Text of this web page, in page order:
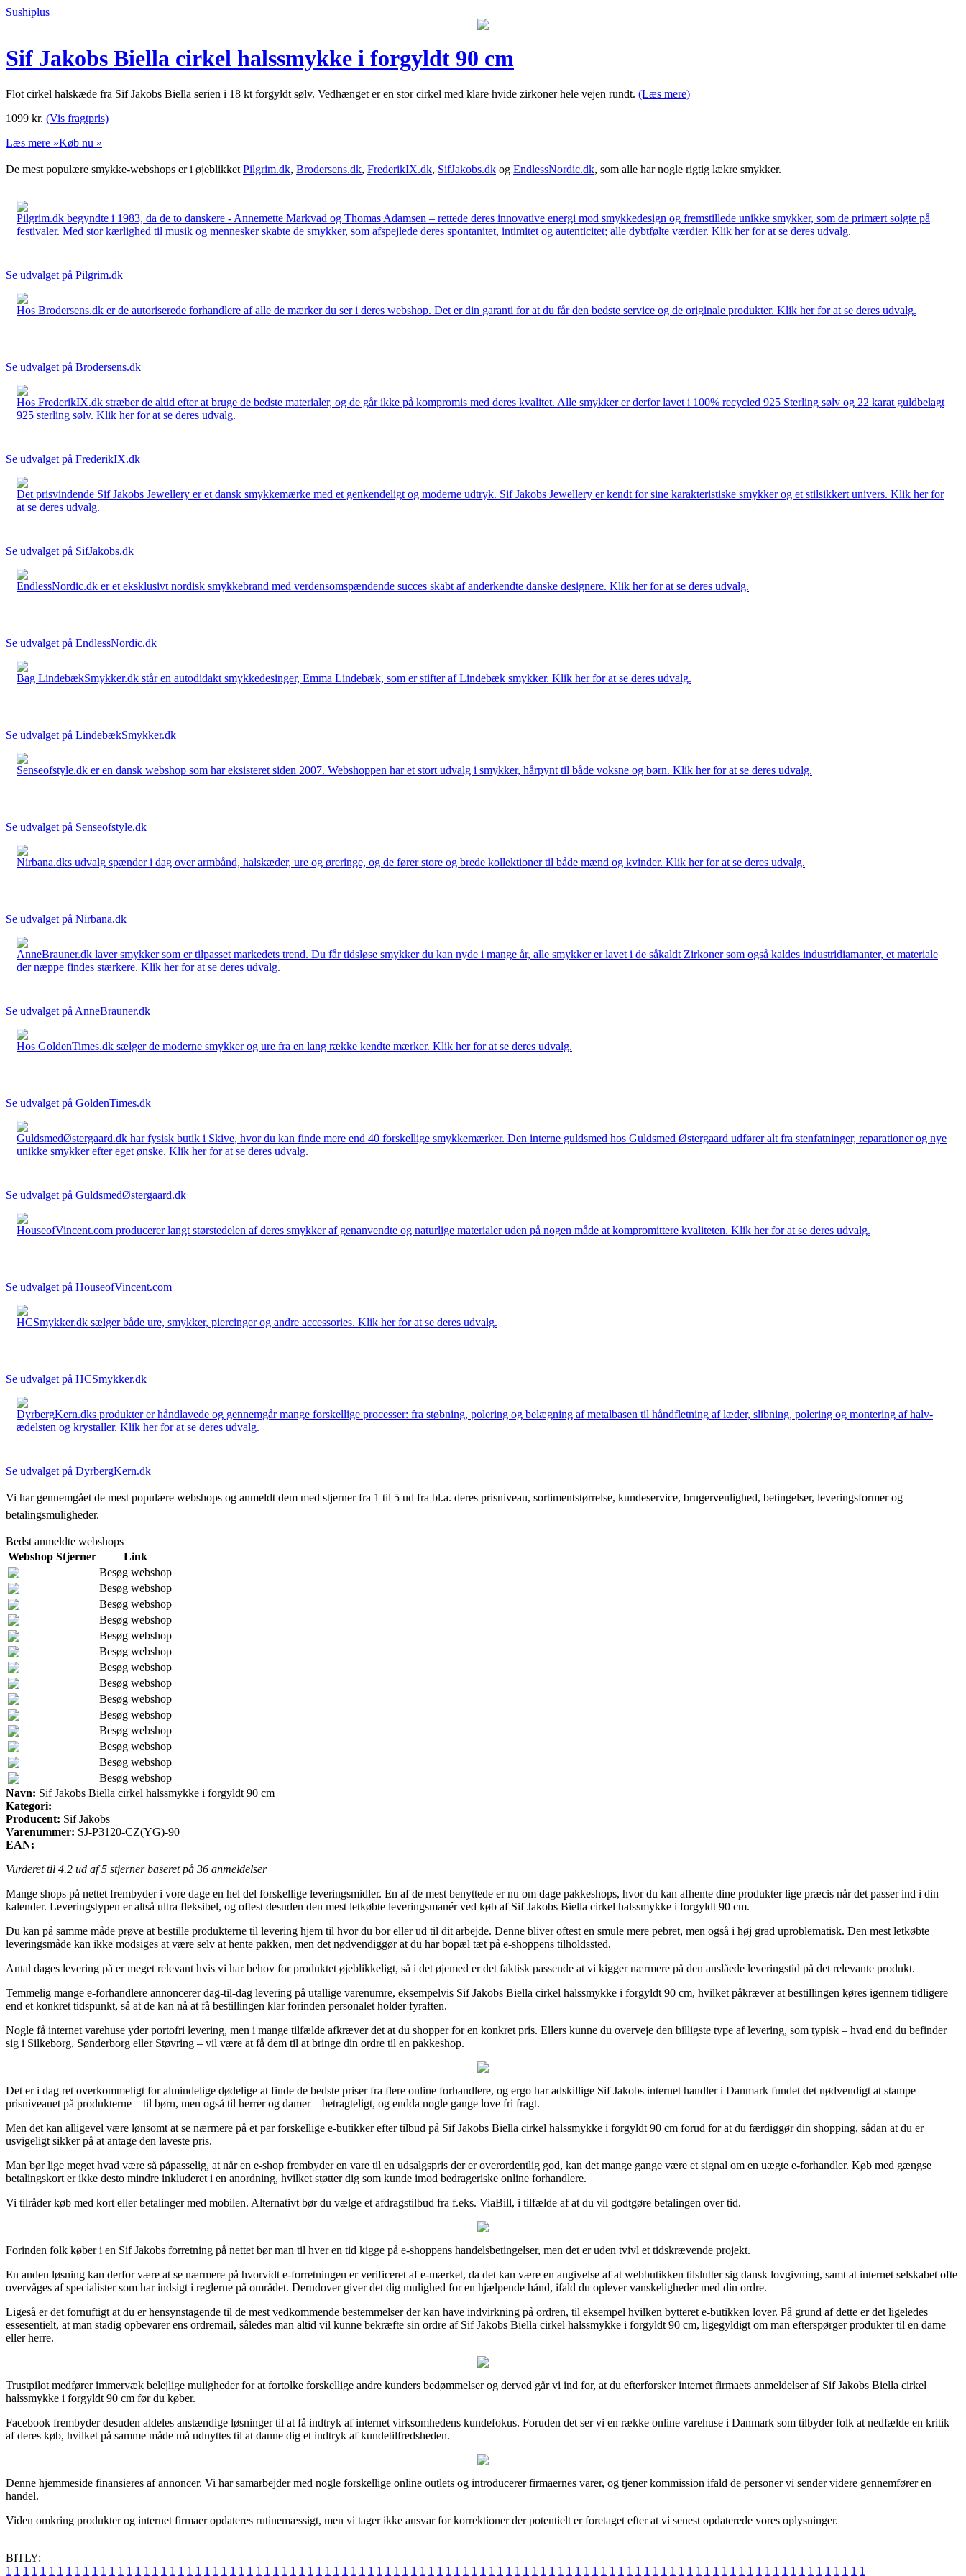
Sushiplus
Sif Jakobs Biella cirkel halssmykke i forgyldt 90 cm
Flot cirkel halskæde fra Sif Jakobs Biella serien i 18 kt forgyldt sølv. Vedhænget er en stor cirkel med klare hvide zirkoner hele vejen rundt. (Læs mere)
1099 kr. (Vis fragtpris)
Læs mere »Køb nu »
De mest populære smykke-webshops er i øjeblikket Pilgrim.dk, Brodersens.dk, FrederikIX.dk, SifJakobs.dk og EndlessNordic.dk, som alle har nogle rigtig lækre smykker.
Pilgrim.dk begyndte i 1983, da de to danskere - Annemette Markvad og Thomas Adamsen – rettede deres innovative energi mod smykkedesign og fremstillede unikke smykker, som de primært solgte på
festivaler. Med stor kærlighed til musik og mennesker skabte de smykker, som afspejlede deres spontanitet, intimitet og autenticitet; alle dybtfølte værdier. Klik her for at se deres udvalg.
Se udvalget på Pilgrim.dk
Hos Brodersens.dk er de autoriserede forhandlere af alle de mærker du ser i deres webshop. Det er din garanti for at du får den bedste service og de originale produkter. Klik her for at se deres udvalg.
Se udvalget på Brodersens.dk
Hos FrederikIX.dk stræber de altid efter at bruge de bedste materialer, og de går ikke på kompromis med deres kvalitet. Alle smykker er derfor lavet i 100% recycled 925 Sterling sølv og 22 karat guldbelagt
925 sterling sølv. Klik her for at se deres udvalg.
Se udvalget på FrederikIX.dk
Det prisvindende Sif Jakobs Jewellery er et dansk smykkemærke med et genkendeligt og moderne udtryk. Sif Jakobs Jewellery er kendt for sine karakteristiske smykker og et stilsikkert univers. Klik her for
at se deres udvalg.
Se udvalget på SifJakobs.dk
EndlessNordic.dk er et eksklusivt nordisk smykkebrand med verdensomspændende succes skabt af anderkendte danske designere. Klik her for at se deres udvalg.
Se udvalget på EndlessNordic.dk
Bag LindebækSmykker.dk står en autodidakt smykkedesinger, Emma Lindebæk, som er stifter af Lindebæk smykker. Klik her for at se deres udvalg.
Se udvalget på LindebækSmykker.dk
Senseofstyle.dk er en dansk webshop som har eksisteret siden 2007. Webshoppen har et stort udvalg i smykker, hårpynt til både voksne og børn. Klik her for at se deres udvalg.
Se udvalget på Senseofstyle.dk
Nirbana.dks udvalg spænder i dag over armbånd, halskæder, ure og øreringe, og de fører store og brede kollektioner til både mænd og kvinder. Klik her for at se deres udvalg.
Se udvalget på Nirbana.dk
AnneBrauner.dk laver smykker som er tilpasset markedets trend. Du får tidsløse smykker du kan nyde i mange år, alle smykker er lavet i de såkaldt Zirkoner som også kaldes industridiamanter, et materiale
der næppe findes stærkere. Klik her for at se deres udvalg.
Se udvalget på AnneBrauner.dk
Hos GoldenTimes.dk sælger de moderne smykker og ure fra en lang række kendte mærker. Klik her for at se deres udvalg.
Se udvalget på GoldenTimes.dk
GuldsmedØstergaard.dk har fysisk butik i Skive, hvor du kan finde mere end 40 forskellige smykkemærker. Den interne guldsmed hos Guldsmed Østergaard udfører alt fra stenfatninger, reparationer og nye
unikke smykker efter eget ønske. Klik her for at se deres udvalg.
Se udvalget på GuldsmedØstergaard.dk
HouseofVincent.com producerer langt størstedelen af deres smykker af genanvendte og naturlige materialer uden på nogen måde at kompromittere kvaliteten. Klik her for at se deres udvalg.
Se udvalget på HouseofVincent.com
HCSmykker.dk sælger både ure, smykker, piercinger og andre accessories. Klik her for at se deres udvalg.
Se udvalget på HCSmykker.dk
DyrbergKern.dks produkter er håndlavede og gennemgår mange forskellige processer: fra støbning, polering og belægning af metalbasen til håndfletning af læder, slibning, polering og montering af halv-
ædelsten og krystaller. Klik her for at se deres udvalg.
Se udvalget på DyrbergKern.dk
Vi har gennemgået de mest populære webshops og anmeldt dem med stjerner fra 1 til 5 ud fra bl.a. deres prisniveau, sortimentstørrelse, kundeservice, brugervenlighed, betingelser, leveringsformer og
betalingsmuligheder.
Bedst anmeldte webshops
Webshop Stjerner
Link
Besøg webshop
Besøg webshop
Besøg webshop
Besøg webshop
Besøg webshop
Besøg webshop
Besøg webshop
Besøg webshop
Besøg webshop
Besøg webshop
Besøg webshop
Besøg webshop
Besøg webshop
Besøg webshop
Navn: Sif Jakobs Biella cirkel halssmykke i forgyldt 90 cm
Kategori:
Producent: Sif Jakobs
Varenummer: SJ-P3120-CZ(YG)-90
EAN:
Vurderet til 4.2 ud af 5 stjerner baseret på 36 anmeldelser
Mange shops på nettet frembyder i vore dage en hel del forskellige leveringsmidler. En af de mest benyttede er nu om dage pakkeshops, hvor du kan afhente dine produkter lige præcis når det passer ind i din
kalender. Leveringstypen er altså ultra fleksibel, og oftest desuden den mest letkøbte leveringsmanér ved køb af Sif Jakobs Biella cirkel halssmykke i forgyldt 90 cm.
Du kan på samme måde prøve at bestille produkterne til levering hjem til hvor du bor eller ud til dit arbejde. Denne bliver oftest en smule mere pebret, men også i høj grad uproblematisk. Den mest letkøbte
leveringsmåde kan ikke modsiges at være selv at hente pakken, men det nødvendiggør at du har bopæl tæt på e-shoppens tilholdssted.
Antal dages levering på er meget relevant hvis vi har behov for produktet øjeblikkeligt, så i det øjemed er det faktisk passende at vi kigger nærmere på den anslåede leveringstid på det relevante produkt.
Temmelig mange e-forhandlere annoncerer dag-til-dag levering på utallige varenumre, eksempelvis Sif Jakobs Biella cirkel halssmykke i forgyldt 90 cm, hvilket påkræver at bestillingen køres igennem tidligere
end et konkret tidspunkt, så at de kan nå at få bestillingen klar forinden personalet holder fyraften.
Nogle få internet varehuse yder portofri levering, men i mange tilfælde afkræver det at du shopper for en konkret pris. Ellers kunne du overveje den billigste type af levering, som typisk – hvad end du befinder
sig i Silkeborg, Sønderborg eller Støvring – vil være at få dem til at bringe din ordre til en pakkeshop.
Det er i dag ret overkommeligt for almindelige dødelige at finde de bedste priser fra flere online forhandlere, og ergo har adskillige Sif Jakobs internet handler i Danmark fundet det nødvendigt at stampe
prisniveauet på produkterne – til børn, men også til herrer og damer – betragteligt, og endda nogle gange love fri fragt.
Men det kan alligevel være lønsomt at se nærmere på et par forskellige e-butikker efter tilbud på Sif Jakobs Biella cirkel halssmykke i forgyldt 90 cm forud for at du færdiggør din shopping, sådan at du er
usvigeligt sikker på at antage den laveste pris.
Man bør lige meget hvad være så påpasselig, at når en e-shop frembyder en vare til en udsalgspris der er overordentlig god, kan det mange gange være et signal om en uægte e-forhandler. Køb med gængse
betalingskort er ikke desto mindre inkluderet i en anordning, hvilket støtter dig som kunde imod bedrageriske online forhandlere.
Vi tilråder køb med kort eller betalinger med mobilen. Alternativt bør du vælge et afdragstilbud fra f.eks. ViaBill, i tilfælde af at du vil godtgøre betalingen over tid.
Forinden folk køber i en Sif Jakobs forretning på nettet bør man til hver en tid kigge på e-shoppens handelsbetingelser, men det er uden tvivl et tidskrævende projekt.
En anden løsning kan derfor være at se nærmere på hvorvidt e-forretningen er verificeret af e-mærket, da det kan være en angivelse af at webbutikken tilslutter sig dansk lovgivning, samt at internet selskabet ofte
overvåges af specialister som har indsigt i reglerne på området. Derudover giver det dig mulighed for en hjælpende hånd, ifald du oplever vanskeligheder med din ordre.
Ligeså er det fornuftigt at du er hensynstagende til de mest vedkommende bestemmelser der kan have indvirkning på ordren, til eksempel hvilken bytteret e-butikken lover. På grund af dette er det ligeledes
essesentielt, at man stadig opbevarer ens ordremail, således man altid vil kunne bekræfte sin ordre af Sif Jakobs Biella cirkel halssmykke i forgyldt 90 cm, ligegyldigt om man efterspørger produkter til en dame
eller herre.
Trustpilot medfører immervæk belejlige muligheder for at fortolke forskellige andre kunders bedømmelser og derved går vi ind for, at du efterforsker internet firmaets anmeldelser af Sif Jakobs Biella cirkel
halssmykke i forgyldt 90 cm før du køber.
Facebook frembyder desuden aldeles anstændige løsninger til at få indtryk af internet virksomhedens kundefokus. Foruden det ser vi en række online varehuse i Danmark som tilbyder folk at nedfælde en kritik
af deres køb, hvilket på samme måde må udnyttes til at danne dig et indtryk af kundetilfredsheden.
Denne hjemmeside finansieres af annoncer. Vi har samarbejder med nogle forskellige online outlets og introducerer firmaernes varer, og tjener kommission ifald de personer vi sender videre gennemfører en
handel.
Viden omkring produkter og internet firmaer opdateres rutinemæssigt, men vi tager ikke ansvar for korrektioner der potentielt er foretaget efter at vi senest opdaterede vores oplysninger.
BITLY:
1 1 1 1 1 1 1 1 1 1 1 1 1 1 1 1 1 1 1 1 1 1 1 1 1 1 1 1 1 1 1 1 1 1 1 1 1 1 1 1 1 1 1 1 1 1 1 1 1 1 1 1 1 1 1 1 1 1 1 1 1 1 1 1 1 1 1 1 1 1 1 1 1 1 1 1 1 1 1 1 1 1 1 1 1 1 1 1 1 1 1 1 1 1 1 1 1 1 1 1